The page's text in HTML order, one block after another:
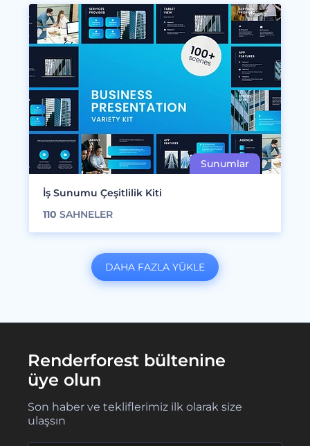
İş Sunumu Çeşitlilik Kiti
110 SAHNELER
DAHA FAZLA YÜKLE
Renderforest bültenine
üye olun
Son haber ve tekliflerimiz ilk olarak size
ulaşsın